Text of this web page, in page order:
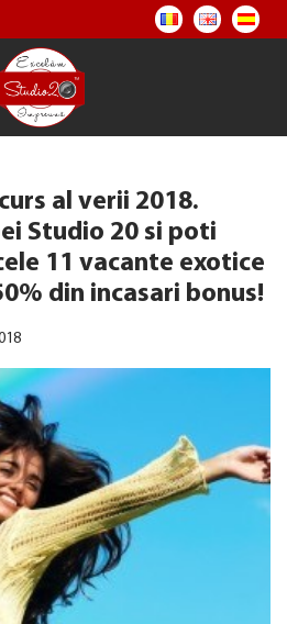
al verii 2018.
Studio 20 si poti
11 vacante exotice
din incasari bonus!